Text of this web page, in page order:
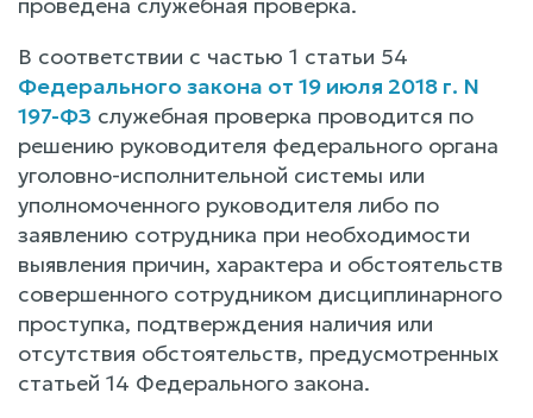
В соответствии с частью 1 статьи 54
Федерального закона от 19 июля 2018 г. N
197-ФЗ служебная проверка проводится по
решению руководителя федерального органа
уголовно-исполнительной системы или
уполномоченного руководителя либо по
заявлению сотрудника при необходимости
выявления причин, характера и обстоятельств
совершенного сотрудником дисциплинарного
проступка, подтверждения наличия или
отсутствия обстоятельств, предусмотренных
статьей 14 Федерального закона.